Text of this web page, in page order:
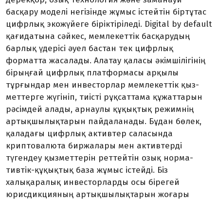
басқару моделі негізінде жұмыс істейтін біртұтас
цифрлық экожүйеге біріктіріледі. Digital by default
қағидатына сәйкес, мемлекеттік басқарудың
барлық үдерісі әуел бастан тек цифрлық
форматта жасалады. Алатау қаласы әкімшілігінің
бірыңғай цифрлық платформасы арқылы
тұрғындар мен инвесторлар мемлекеттік қыз­
меттерге жүгініп, тиісті рұқсаттама құжаттарын
рәсімдей алады, арнау­лы құқықтық режимнің
артық­шылық­тарын пайдаланады. Бұдан бөлек,
қаладағы цифрлық активтер саласында
криптовалюта биржа­лары мен активтерді
түгендеу қыз­мет­терін реттейтін озық норма­
тивтік-құқықтық база жұмыс істей­ді. Біз
халықаралық инвестор­ларды осы бірегей
юрисдикцияның артықшылықтарын жоғары